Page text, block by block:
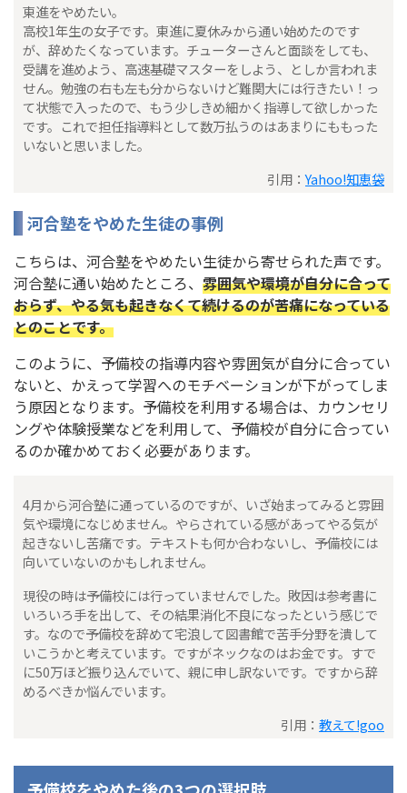
東進をやめたい。
高校1年生の女子です。東進に夏休みから通い始めたのです
が、辞めたくなっています。チューターさんと面談をしても、
受講を進めよう、高速基礎マスターをしよう、としか言われま
せん。勉強の右も左も分からないけど難関大には行きたい！っ
て状態で入ったので、もう少しきめ細かく指導して欲しかった
です。これで担任指導料として数万払うのはあまりにももった
いないと思いました。
引用：Yahoo!知恵袋
河合塾をやめた生徒の事例
こちらは、河合塾をやめたい生徒から寄せられた声です。
河合塾に通い始めたところ、 雰囲気や環境が自分に合って
おらず、やる気も起きなくて続けるのが苦痛になっている
とのことです。
このように、予備校の指導内容や雰囲気が自分に合ってい
ないと、かえって学習へのモチベーションが下がってしま
う原因となります。予備校を利用する場合は、カウンセリ
ングや体験授業などを利用して、予備校が自分に合ってい
るのか確かめておく必要があります。
4月から河合塾に通っているのですが、いざ始まってみると雰囲
気や環境になじめません。やらされている感があってやる気が
起きないし苦痛です。テキストも何か合わないし、予備校には
向いていないのかもしれません。
現役の時は予備校には行っていませんでした。敗因は参考書に
いろいろ手を出して、その結果消化不良になったという感じで
す。なので予備校を辞めて宅浪して図書館で苦手分野を潰して
いこうかと考えています。ですがネックなのはお金です。すで
に50万ほど振り込んでいて、親に申し訳ないです。ですから辞
めるべきか悩んでいます。
引用： 教えて!goo